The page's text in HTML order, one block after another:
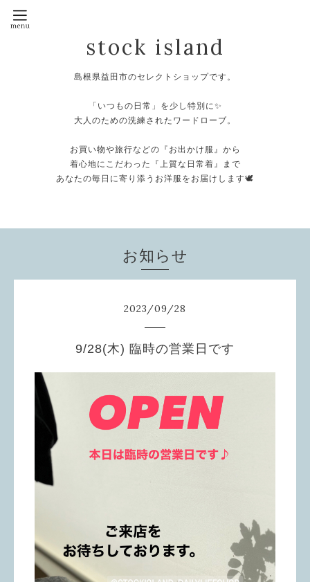
stock island
島根県益田市のセレクトショップです。
「いつもの日常」を少し特別に✨
大人のための洗練されたワードローブ。
お買い物や旅行などの『お出かけ服』から
着心地にこだわった『上質な日常着』まで
あなたの毎日に寄り添うお洋服をお届けします🕊️
お知らせ
2023/09/28
9/28(木) 臨時の営業日です